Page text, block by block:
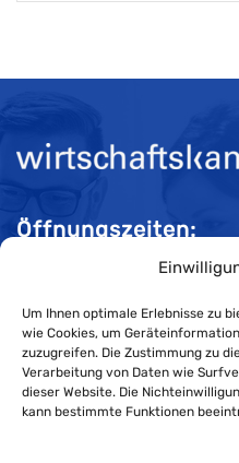
Um Ihnen optimale Erlebnisse zu
wie Cookies, um
zuzugreifen. Die Zustimmung zu
Verarbeitung von Daten wie
dieser Website. Die
kann bestimmte Funktionen
Öffnungszeiten:
Mo-Do 08:00 bis 11:30 und
Fr 08:00 bis 11:30 und 13:30
Impressum
Cookie-Richtlinie